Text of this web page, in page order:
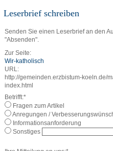
Leserbrief schreiben
Senden Sie einen Leserbrief an den
"Absenden".
Zur Seite:
Wir-katholisch
URL:
http://gemeinden.erzbistum-koeln.de/
index.html
Betrifft:*
Fragen zum Artikel
Anregungen /
Informationsanforderung
Sonstiges